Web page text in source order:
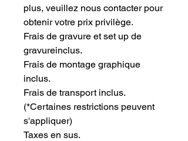
plus, veuillez nous contacter pour
obtenir votre prix privilège.
Frais de gravure et set up de
gravureinclus.
Frais de montage graphique
inclus.
Frais de transport inclus.
(*Certaines restrictions peuvent
s'appliquer)
Taxes en sus.